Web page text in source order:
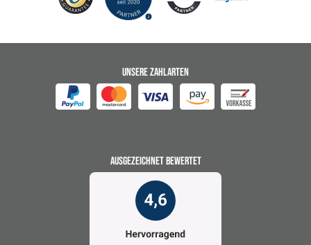
UNSERE ZAHLARTEN
AUSGEZEICHNET BEWERTET